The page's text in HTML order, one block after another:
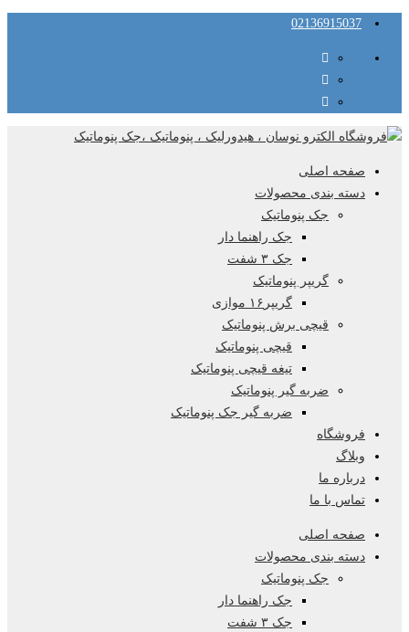
02136915037
صفحه اصلی
دسته بندی محصولات
جک پنوماتیک
جک راهنما دار
جک ۳ شفت
گریپر پنوماتیک
گریپر۱۶ موازی
قیچی برش پنوماتیک
قیچی پنوماتیک
تیغه قیچی پنوماتیک
ضربه گیر پنوماتیک
ضربه گیر جک پنوماتیک
فروشگاه
وبلاگ
درباره ما
تماس با ما
صفحه اصلی
دسته بندی محصولات
جک پنوماتیک
جک راهنما دار
جک ۳ شفت